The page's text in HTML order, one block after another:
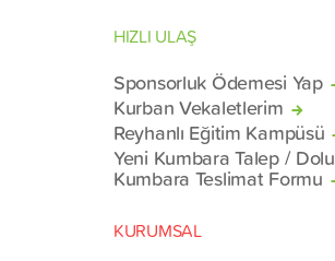
HIZLI ULAŞ
Sponsorluk Ödemesi Yap
Kurban Vekaletlerim
Reyhanlı Eğitim Kampüsü
Yeni Kumbara Talep / Dolu
Kumbara Teslimat Formu
KURUMSAL